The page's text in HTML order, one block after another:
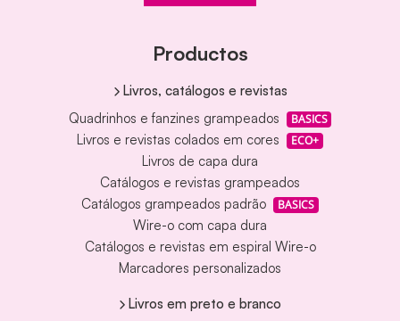
Productos
Livros, catálogos e revistas
Quadrinhos e fanzines grampeados
BASICS
Livros e revistas colados em cores ECO+
Livros de capa dura
Catálogos e revistas grampeados
Catálogos grampeados padrão
BASICS
Wire-o com capa dura
Catálogos e revistas em espiral Wire-o
Marcadores personalizados
Livros em preto e branco